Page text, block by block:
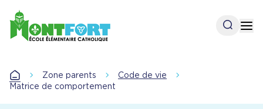
au
contenu
principal
Open
AccueilZone parents
Code de vie
Matrice de comportement